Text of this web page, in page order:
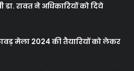
डा. रावत ने अधिकारियों को दिये
मेला 2024 की तैयारियों को लेकर